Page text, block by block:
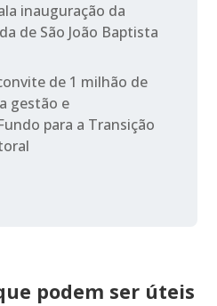
inauguração da
de São João Baptista
de 1 milhão de
gestão e
para a Transição
podem ser úteis